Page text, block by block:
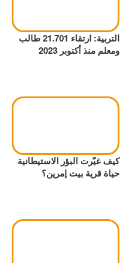
التربية: ارتقاء 21.701 طالب
ومعلم منذ أكتوبر 2023
كيف غيّرت البؤر الاستيطانية
حياة قرية بيت إمرين؟